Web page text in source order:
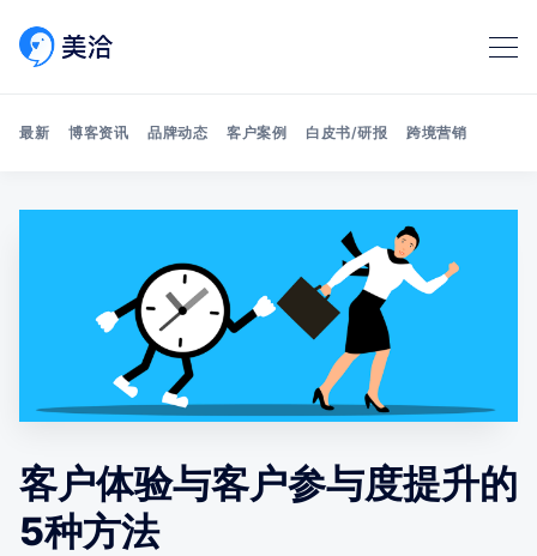
Search 美洽博客
最新 博客资讯 品牌动态 客户案例 白皮书/研报 跨境营销
客户体验与客户参与度提升的
5种方法